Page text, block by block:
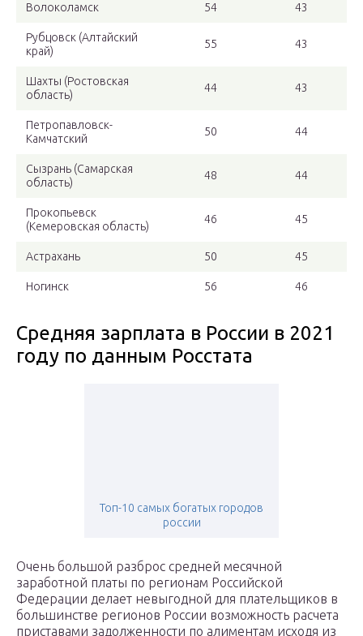
Волоколамск 54 43
Рубцовск (Алтайский
край)
55 43
Шахты (Ростовская
область)
44 43
Петропавловск-
Камчатский
50 44
Сызрань (Самарская
область)
48 44
Прокопьевск
(Кемеровская область)
46 45
Астрахань 50 45
Ногинск 56 46
Средняя зарплата в России в 2021
году по данным Росстата
Топ-10 самых богатых городов
россии
Очень большой разброс средней месячной
заработной платы по регионам Российской
Федерации делает невыгодной для плательщиков в
большинстве регионов России возможность расчета
приставами задолженности по алиментам исходя из